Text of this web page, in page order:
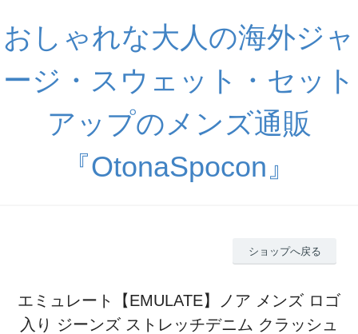
おしゃれな大人の海外ジャ
ージ・スウェット・セット
アップのメンズ通販
『OtonaSpocon』
ショップへ戻る
エミュレート【EMULATE】ノア メンズ ロゴ
入り ジーンズ ストレッチデニム クラッシュ